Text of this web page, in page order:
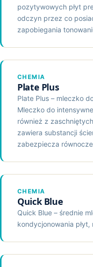
pozytywowych płyt
odczyn przez co
zapobiegania
CHEMIA
Plate Plus
Plate Plus – mleczko
Mleczko do
również z
zawiera substancji
zabezpiecza
CHEMIA
Quick Blue
Quick Blue – średnie
kondycjonowania płyt,